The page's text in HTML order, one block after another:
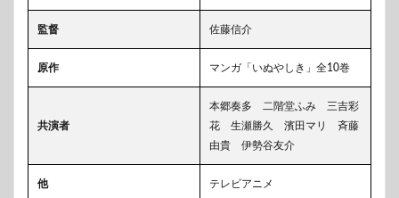
監督 佐藤信介
原作 マンガ「いぬやしき」全10巻
共演者
本郷奏多 二階堂ふみ 三吉彩
花 生瀬勝久 濱田マリ 斉藤
由貴 伊勢谷友介
他 テレビアニメ